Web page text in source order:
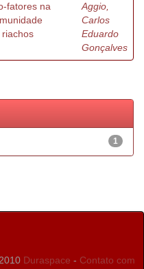
fatores na
Aggio,
Carlos
Eduardo
Gonçalves
1
Duraspace - Contato com